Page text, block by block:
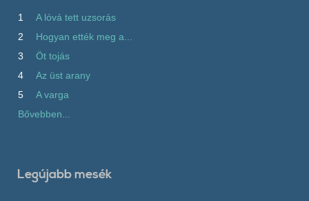
1
A lóvá tett uzsorás
2
Hogyan ették meg a...
3
Öt tojás
4
Az üst arany
5
A varga
Bővebben...
Legújabb mesék